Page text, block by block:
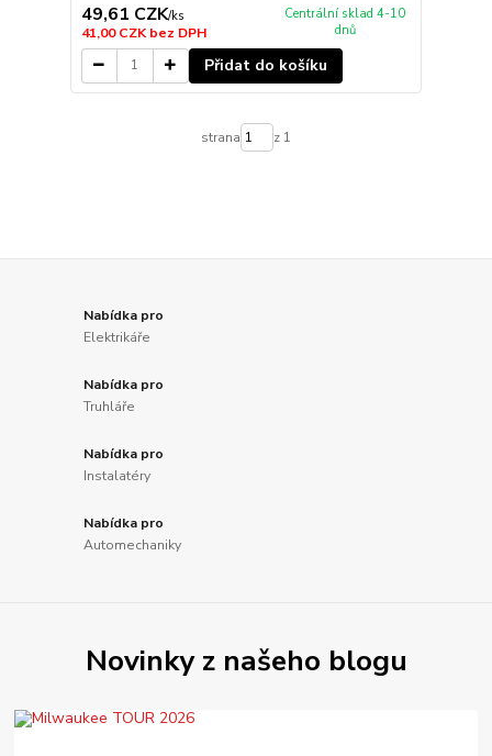
49,61 CZK/ks
41,00 CZKbez DPH
Centrální sklad 4-10
dnů
Přidat do košíku
strana z 1
Nabídka pro
Elektrikáře
Nabídka pro
Truhláře
Nabídka pro
Instalatéry
Nabídka pro
Automechaniky
Novinky z našeho blogu